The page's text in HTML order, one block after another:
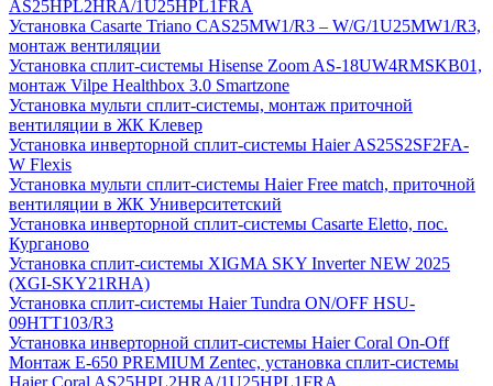
AS25HPL2HRA/1U25HPL1FRA
Установка Casarte Triano CAS25MW1/R3 – W/G/1U25MW1/R3,
монтаж вентиляции
Установка сплит-системы Hisense Zoom AS-18UW4RMSKB01,
монтаж Vilpe Healthbox 3.0 Smartzone
Установка мульти сплит-системы, монтаж приточной
вентиляции в ЖК Клевер
Установка инверторной сплит-системы Haier AS25S2SF2FA-
W Flexis
Установка мульти сплит-системы Haier Free match, приточной
вентиляции в ЖК Университетский
Установка инверторной сплит-системы Casarte Eletto, пос.
Курганово
Установка сплит-системы XIGMA SKY Inverter NEW 2025
(XGI-SKY21RHA)
Установка сплит-системы Haier Tundra ON/OFF HSU-
09HTT103/R3
Установка инверторной сплит-системы Haier Coral On-Off
Монтаж E-650 PREMIUM Zentec, установка сплит-системы
Haier Coral AS25HPL2HRA/1U25HPL1FRA